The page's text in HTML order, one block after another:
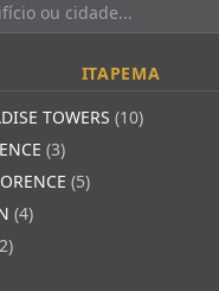
ITAPEMA
TOWERS (10)
(3)
(5)
(4)